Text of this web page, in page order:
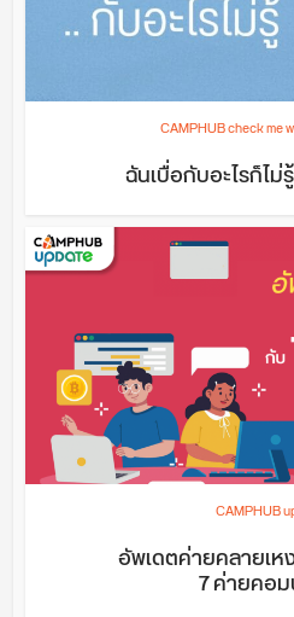
CAMPHUB check me
ฉันเบื่อกับอะไรก็ไ
CAMPHUB
อัพเดตค่ายคลายเ
7 ค่ายคอม